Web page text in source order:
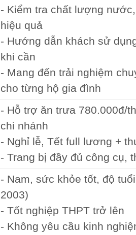
- Kiểm tra chất lượng
hiệu quả
- Hướng dẫn khách sử
khi cần
- Mang đến trải nghiệm
cho từng hộ gia đình
- Hỗ trợ ăn trưa 780.000đ/
chi nhánh
- Nghỉ lễ, Tết full lương +
- Trang bị đầy đủ công cụ,
- Nam, sức khỏe tốt, độ
2003)
- Tốt nghiệp THPT trở lên
- Không yêu cầu kinh